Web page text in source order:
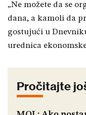
„Ne možete da se
dana, a kamoli da
gostujući u
urednica
Pročitajte